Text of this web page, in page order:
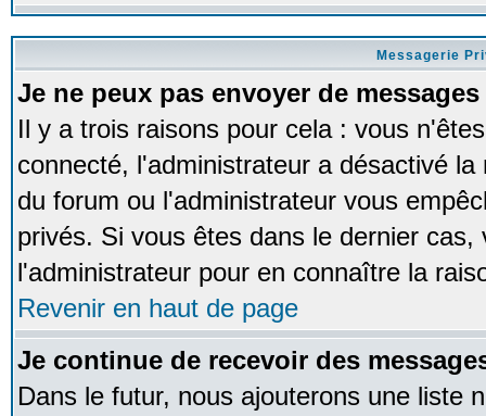
Messagerie
Je ne peux pas envoyer de
Il y a trois raisons pour cela : vous
connecté, l'administrateur a désactivé
du forum ou l'administrateur vous
privés. Si vous êtes dans le dernier
l'administrateur pour en connaître la
Revenir en haut de page
Je continue de recevoir des
Dans le futur, nous ajouterons une liste